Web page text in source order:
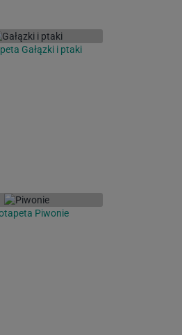
Gałązki i ptaki
Piwonie